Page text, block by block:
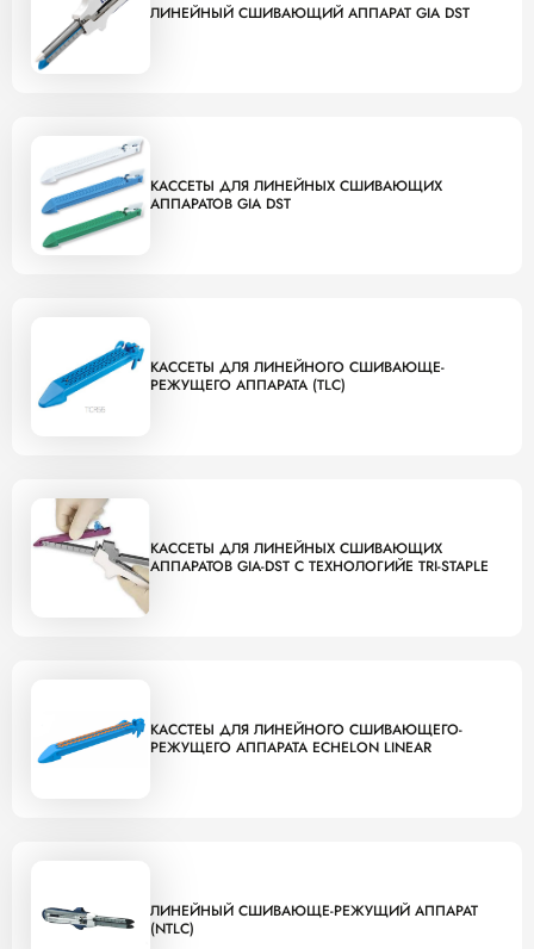
ЛИНЕЙНЫЙ СШИВАЮЩИЙ АППАРАТ GIA DST
КАССЕТЫ ДЛЯ ЛИНЕЙНЫХ СШИВАЮЩИХ
АППАРАТОВ GIA DST
КАССЕТЫ ДЛЯ ЛИНЕЙНОГО СШИВАЮЩЕ-
РЕЖУЩЕГО АППАРАТА (TLC)
КАССЕТЫ ДЛЯ ЛИНЕЙНЫХ СШИВАЮЩИХ
АППАРАТОВ GIA-DST С ТЕХНОЛОГИЙЕ TRI-STAPLE
КАССТЕЫ ДЛЯ ЛИНЕЙНОГО СШИВАЮЩЕГО-
РЕЖУЩЕГО АППАРАТА ECHELON LINEAR
ЛИНЕЙНЫЙ СШИВАЮЩЕ-РЕЖУЩИЙ АППАРАТ
(NTLC)